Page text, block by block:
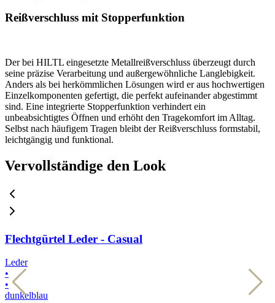
Reißverschluss mit Stopperfunktion
Der bei HILTL eingesetzte Metallreißverschluss überzeugt durch
seine präzise Verarbeitung und außergewöhnliche Langlebigkeit.
Anders als bei herkömmlichen Lösungen wird er aus hochwertigen
Einzelkomponenten gefertigt, die perfekt aufeinander abgestimmt
sind. Eine integrierte Stopperfunktion verhindert ein
unbeabsichtigtes Öffnen und erhöht den Tragekomfort im Alltag.
Selbst nach häufigem Tragen bleibt der Reißverschluss formstabil,
leichtgängig und funktional.
Vervollständige den Look
Flechtgürtel Leder - Casual
Leder
•
•
dunkelblau